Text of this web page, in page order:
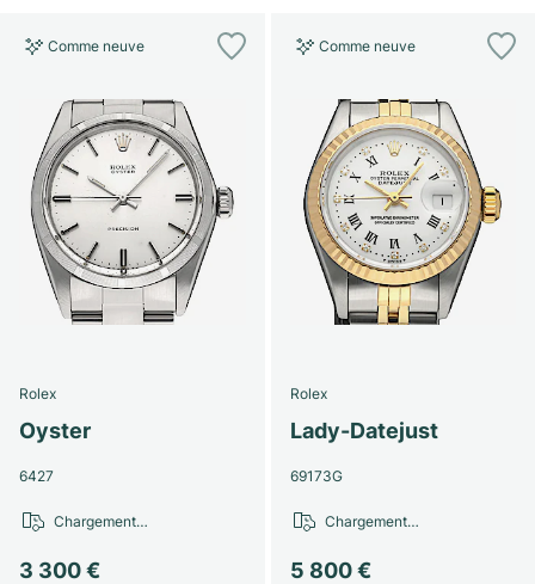
Comme neuve
Rolex
Oyster
6427
3 300 €
Chargement…
Comme neuve
Rolex
Lady-Datejust
69173G
5 800 €
Chargement…